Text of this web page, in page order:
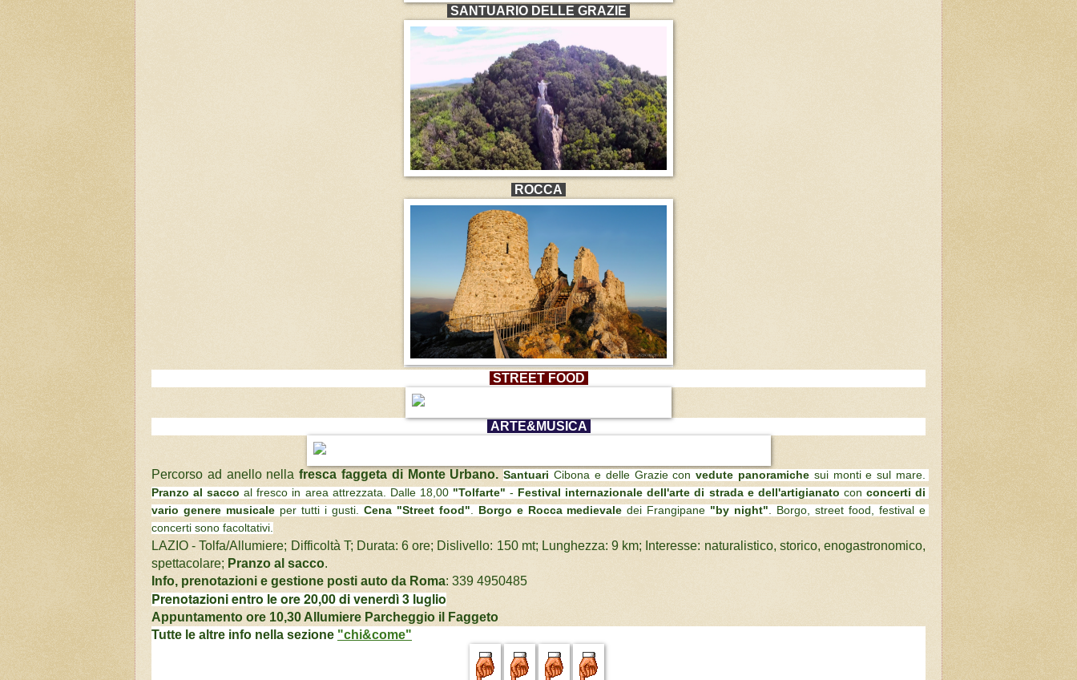
SANTUARIO DELLE GRAZIE
ROCCA
STREET FOOD
ARTE&MUSICA
Percorso ad anello nellafresca faggeta di Monte Urbano.Santuari Cibona e delle Grazie con vedute panoramiche
Pranzo al sacco al fresco in area attrezzata. Dalle 18,00 "Tolfarte" - Festival internazionale dell'arte di strada e dell'artigianato con concerti di
vario genere musicale per tutti i gusti. Cena "Street food" Borgo e Rocca medievale dei Frangipane "by night" . Borgo, street food, festival e
concerti sono facoltativi.
LAZIO - Tolfa/Allumiere; Difficoltà T; Durata: 6 ore; Dislivello: 150 mt; Lunghezza: 9 km; Interesse: naturalistico, storico,enogastronomico,
spettacolare; Pranzo al sacco.
Info, prenotazioni e gestione posti auto da Roma: 339 4950485
Prenotazioni entro le ore 20,00 di venerdì 3 luglio
Appuntamento ore 10,30 Allumiere Parcheggio il Faggeto
Tutte le altre info nella sezione "chi&come"